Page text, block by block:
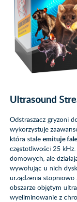
Ultrasound
Odstraszacz gryzoni
wykorzystuje
która stale emituje
częstotliwości 25 kHz.
domowych, ale
wywołując u nich
urządzenia
obszarze objętym
wyeliminowanie z